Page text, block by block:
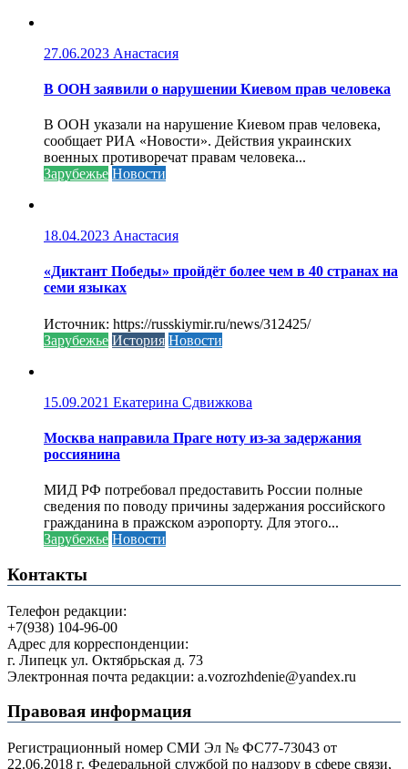
27.06.2023 Анастасия
В ООН заявили о нарушении Киевом прав человека
В ООН указали на нарушение Киевом прав человека,
сообщает РИА «Новости». Действия украинских
военных противоречат правам человека...
Зарубежье Новости
18.04.2023 Анастасия
«Диктант Победы» пройдёт более чем в 40 странах на
семи языках
Источник: https://russkiymir.ru/news/312425/
Зарубежье История Новости
15.09.2021 Екатерина Сдвижкова
Москва направила Праге ноту из-за задержания
россиянина
МИД РФ потребовал предоставить России полные
сведения по поводу причины задержания российского
гражданина в пражском аэропорту. Для этого...
Зарубежье Новости
Контакты
Телефон редакции:
+7(938) 104-96-00
Адрес для корреспонденции:
г. Липецк ул. Октябрьская д. 73
Электронная почта редакции: a.vozrozhdenie@yandex.ru
Правовая информация
Регистрационный номер СМИ Эл № ФС77-73043 от
22.06.2018 г. Федеральной службой по надзору в сфере связи,